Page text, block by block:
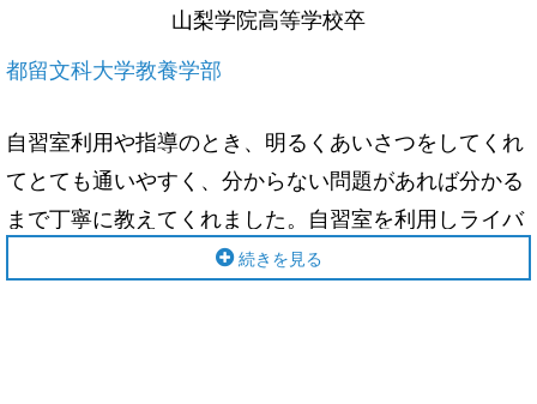
山梨学院高等学校卒
都留文科大学教養学部
自習室利用や指導のとき、明るくあいさつをしてくれ
てとても通いやすく、分からない問題があれば分かる
まで丁寧に教えてくれました。自習室を利用しライバ
ルを見つけるたびに拍車をかけて勉強することでモチ
続きを見る